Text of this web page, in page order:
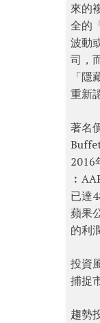
來的
全的
波動
司，
「
重新
著名
2016
已達
蘋果
的利
投資
捕捉
趨勢